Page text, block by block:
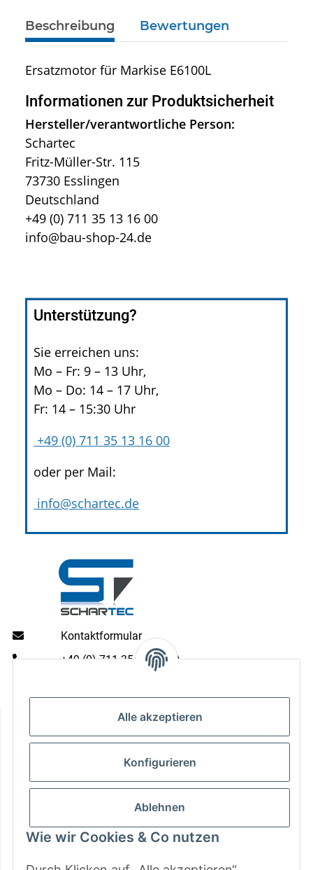
Alle akzeptieren
Konfigurieren
Ablehnen
Wie wir Cookies & Co nutzen
Beschreibung Bewertungen
Ersatzmotor für Markise E6100L
Informationen zur Produktsicherheit
Hersteller/verantwortliche Person:
Schartec
Fritz-Müller-Str. 115
73730 Esslingen
Deutschland
+49 (0) 711 35 13 16 00
info@bau-shop-24.de
Unterstützung?
Sie erreichen uns:
Mo – Fr: 9 – 13 Uhr,
Mo – Do: 14 – 17 Uhr,
Fr: 14 – 15:30 Uhr
+49 (0) 711 35 13 16 00
oder per Mail:
info@schartec.de
Kontaktformular
+49 (0) 711 35 13 16 00
Gesetzliche Informationen